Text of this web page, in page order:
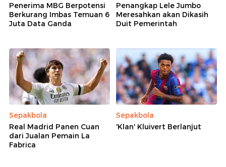
Penerima MBG Berpotensi
Berkurang Imbas Temuan 6
Juta Data Ganda
Penangkap Lele Jumbo
Meresahkan akan Dikasih
Duit Pemerintah
Sepakbola
Real Madrid Panen Cuan
dari Jualan Pemain La
Fabrica
Sepakbola
'Klan' Kluivert Berlanjut